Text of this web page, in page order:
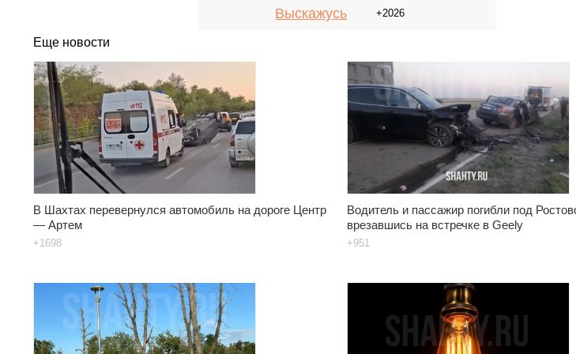
Выскажусь +2026
Еще новости
В Шахтах перевернулся автомобиль на дороге Центр
— Артем
+1698
Водитель и пассажир погибли под
врезавшись на встречке в Geely
+951